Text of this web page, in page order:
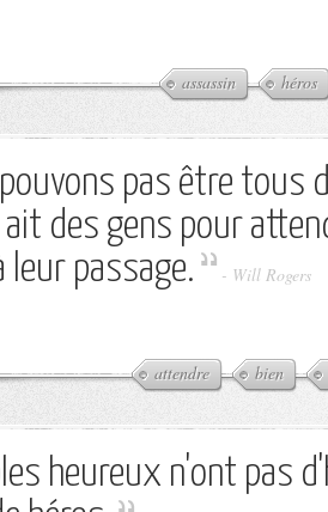
assassin héros
pas être tous
ait des gens pour
leur passage.
- Will Rogers
attendre bien
heureux n'ont pas